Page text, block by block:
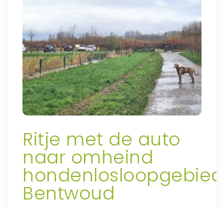
Ritje met de auto
naar omheind
hondenlosloopgebied
Bentwoud